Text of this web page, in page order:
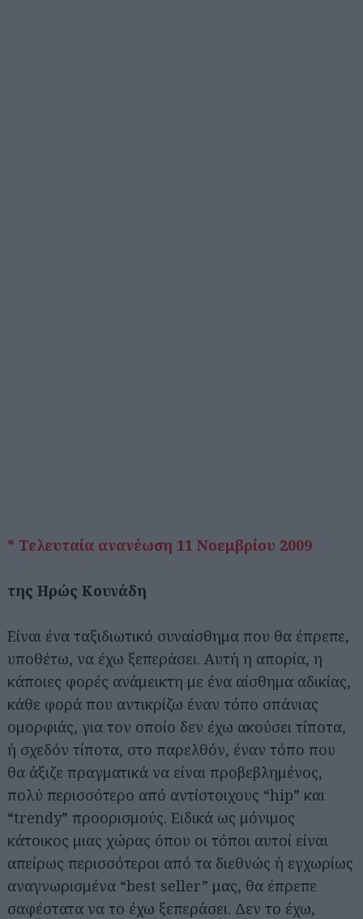
* Τελευταία ανανέωση 11 Νοεμβρίου 2009
της Ηρώς Κουνάδη
Είναι ένα ταξιδιωτικό συναίσθημα που θα έπρεπε,
υποθέτω, να έχω ξεπεράσει. Αυτή η απορία, η
κάποιες φορές ανάμεικτη με ένα αίσθημα αδικίας,
κάθε φορά που αντικρίζω έναν τόπο σπάνιας
ομορφιάς, για τον οποίο δεν έχω ακούσει τίποτα,
ή σχεδόν τίποτα, στο παρελθόν, έναν τόπο που
θα άξιζε πραγματικά να είναι προβεβλημένος,
πολύ περισσότερο από αντίστοιχους “hip” και
“trendy” προορισμούς. Ειδικά ως μόνιμος
κάτοικος μιας χώρας όπου οι τόποι αυτοί είναι
απείρως περισσότεροι από τα διεθνώς ή εγχωρίως
αναγνωρισμένα “best seller” μας, θα έπρεπε
σαφέστατα να το έχω ξεπεράσει. Δεν το έχω,